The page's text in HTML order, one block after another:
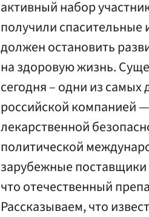
активный набор
получили спасительные
должен остановить
на здоровую жизнь.
сегодня – одни из самых
российской компанией
лекарственной
политической
зарубежные поставщики
что отечественный
Рассказываем, что